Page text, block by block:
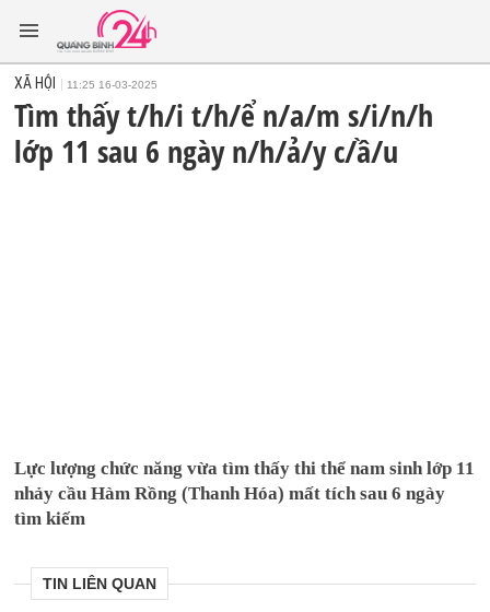
XÃ HỘI 11:25 16-03-2025
Tìm thấy t/h/i t/h/ể n/a/m s/i/n/h
lớp 11 sau 6 ngày n/h/ả/y c/ầ/u
Lực lượng chức năng vừa tìm thấy thi thể nam sinh lớp 11
nhảy cầu Hàm Rồng (Thanh Hóa) mất tích sau 6 ngày
tìm kiếm
TIN LIÊN QUAN